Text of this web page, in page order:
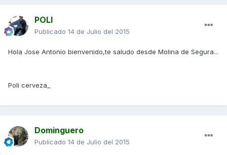
POLI
Publicado 14 de Julio del 2015
Hola Jose Antonio bienvenido,te saludo desde Molina de Segura...
Poli cerveza_
Dominguero
Publicado 14 de Julio del 2015